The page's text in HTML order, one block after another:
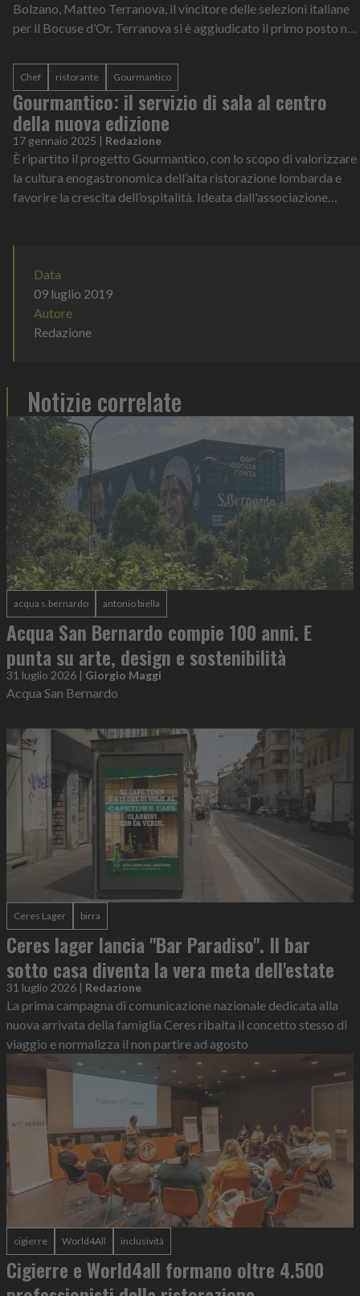
Bolzano, Matteo Terranova, il vincitore delle selezioni italiane
per il Bocuse d’Or. Terranova si è aggiudicato il primo posto nel
Chef ristorante Gourmantico
Gourmantico: il servizio di sala al centro
della nuova edizione
17 gennaio 2025 | Redazione
È ripartito il progetto Gourmantico, con lo scopo di valorizzare
la cultura enogastronomica dell’alta ristorazione lombarda e
favorire la crescita dell’ospitalità. Ideata dall'associazione
Data
09 luglio 2019
Autore
Redazione
Notizie correlate
acqua s.bernardo antonio biella
Acqua San Bernardo compie 100 anni. E
punta su arte, design e sostenibilità
31 luglio 2026 | Giorgio Maggi
Acqua San Bernardo
Ceres Lager birra
Ceres lager lancia "Bar Paradiso". Il bar
sotto casa diventa la vera meta dell'estate
31 luglio 2026 | Redazione
La prima campagna di comunicazione nazionale dedicata alla
nuova arrivata della famiglia Ceres ribalta il concetto stesso di
viaggio e normalizza il non partire ad agosto
cigierre World4All inclusività
Cigierre e World4all formano oltre 4.500